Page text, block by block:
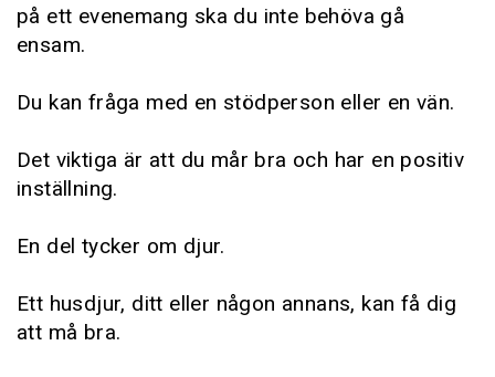
på ett evenemang ska du inte behöva gå
ensam.
Du kan fråga med en stödperson eller en vän.
Det viktiga är att du mår bra och har en positiv
inställning.
En del tycker om djur.
Ett husdjur, ditt eller någon annans, kan få dig
att må bra.